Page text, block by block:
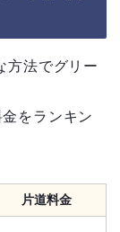
方法でグリー
をランキン
片道料金